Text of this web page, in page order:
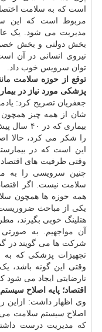
است که به سلامت
مربوط است که این
مدیریت می شود. یک
بخش دولتی و بخش
نیروی انسانی در آن
توان سرویس خوب داد.
توقع از حوزه سلامت مانند ۴۰ سال قبل
پزشکی مورد نیاز در
بیماری
را شکر می کرد، حالا
این است که در
وقتی ظرفیت های
چنین سرویسی را به
سلامت نیست. اگر
همه حوزه ها همچون
یکی از مباحث
هتلینگ خوبی بگیرند،
آن مواجهیم. به
شرکت ها می گویند در
تجهیزات پزشکی که به
وقتی این گونه باشد،
نارضایتی ایجاد می شود
اقتصاد؛ پایه اصلاح
وی اظهار داشت: ازاین
اصلاح سیستم سلامت می
که مدیریت درست